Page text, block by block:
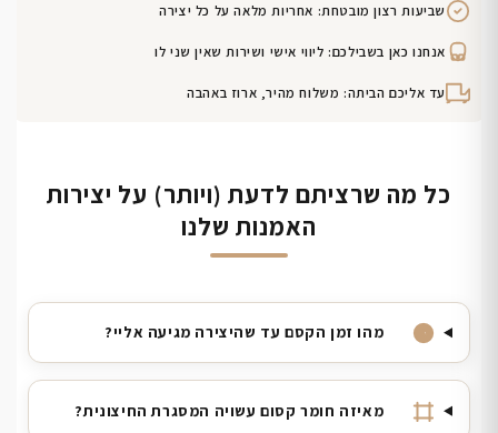
שביעות רצון מובטחת: אחריות מלאה על כל יצירה
אנחנו כאן בשבילכם: ליווי אישי ושירות שאין שני לו
עד אליכם הביתה: משלוח מהיר, ארוז באהבה
כל מה שרציתם לדעת (ויותר) על יצירות
האמנות שלנו
מהו זמן הקסם עד שהיצירה מגיעה אליי?
מאיזה חומר קסום עשויה המסגרת החיצונית?